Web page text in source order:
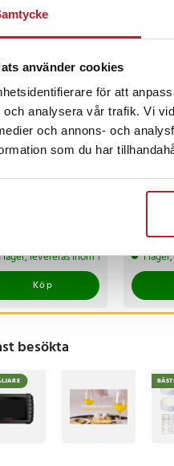
använder cookies
för att
analysera vår trafik. Vi
och annons- och
som du har
lager, levereras inom 1-2 vardagar
Köp
6-i-1
Pris:69
69 kr
I
besökta